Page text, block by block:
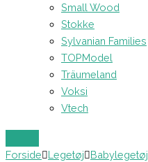
Small Wood
Stokke
Sylvanian Families
TOPModel
Träumeland
Voksi
Vtech
Forside Legetøj Babylegetøj